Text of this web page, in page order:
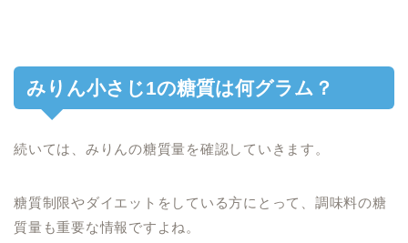
みりん小さじ1の糖質は何グラム？
続いては、みりんの糖質量を確認していきます。
糖質制限やダイエットをしている方にとって、調味料の糖
質量も重要な情報ですよね。